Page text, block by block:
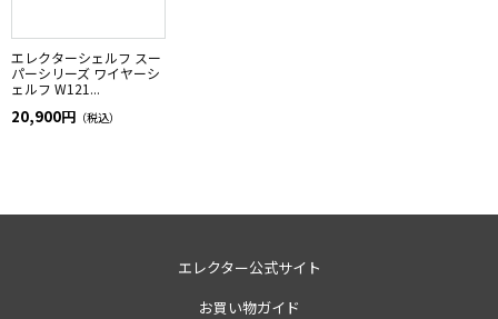
エレクターシェルフ スー
パーシリーズ ワイヤーシ
ェルフ W121...
20,900円 （税込）
エレクター公式サイト
お買い物ガイド